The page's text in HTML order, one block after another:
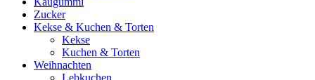
Zucker
Kekse & Kuchen & Torten
Kekse
Kuchen & Torten
Weihnachten
Lebkuchen